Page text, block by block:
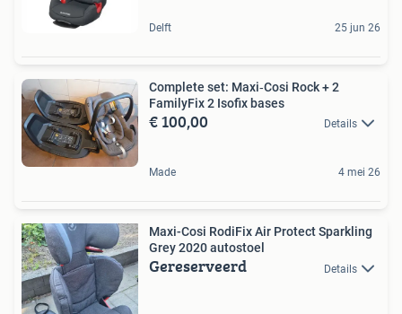
Delft 25 jun 26
Complete set: Maxi‑Cosi Rock + 2
FamilyFix 2 Isofix bases
€ 100,00 Details
Made 4 mei 26
Maxi-Cosi RodiFix Air Protect Sparkling
Grey 2020 autostoel
Gereserveerd Details